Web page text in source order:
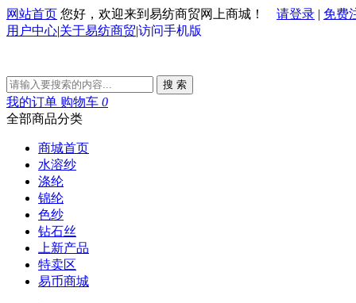
网站首页 您好，欢迎来到易纺商贸网上商城！ 请登录 | 免费
用户中心|关于易纺商贸|访问手机版
搜 索
我的订单 购物车 0
全部商品分类
商城首页
水溶纱
涤纶
锦纶
色纱
钻石丝
上新产品
特卖区
易币商城